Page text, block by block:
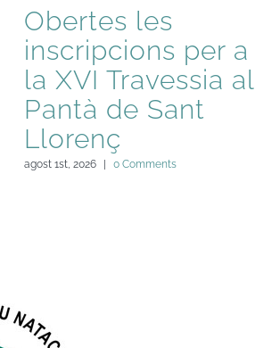
Obertes les
inscripcions per a
la XVI Travessia al
Pantà de Sant
Llorenç
agost 1st, 2026 | 0 Comments